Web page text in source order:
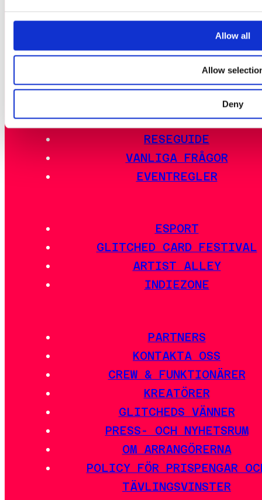
Allow all
Allow
Deny
LAN-DISTRIKTEN
UTOMHUSOMRÅDET
BOENDE
RESEGUIDE
VANLIGA FRÅGOR
EVENTREGLER
ESPORT
GLITCHED CARD FESTIVAL
ARTIST ALLEY
INDIEZONE
PARTNERS
KONTAKTA OSS
CREW & FUNKTIONÄRER
KREATÖRER
GLITCHEDS VÄNNER
PRESS- OCH NYHETSRUM
OM ARRANGÖRERNA
POLICY FÖR PRISPENGAR
TÄVLINGSVINSTER